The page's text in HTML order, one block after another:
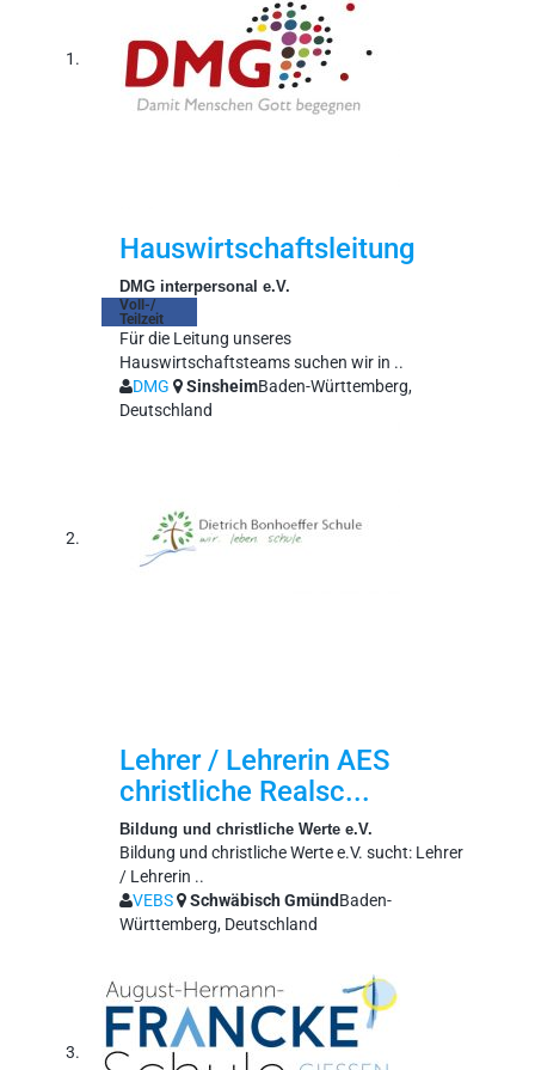
Hauswirtschaftsleitung
DMG interpersonal e.V.
Voll-/
Teilzeit
Für die Leitung unseres
Hauswirtschaftsteams suchen wir in ..
DMG
SinsheimBaden-Württemberg,
Deutschland
Lehrer / Lehrerin AES
christliche Realsc...
Bildung und christliche Werte e.V.
Bildung und christliche Werte e.V. sucht: Lehrer
/ Lehrerin ..
VEBS
Schwäbisch GmündBaden-
Württemberg, Deutschland